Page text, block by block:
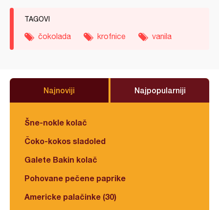
TAGOVI
čokolada krofnice vanila
Najnoviji Najpopularniji
Šne-nokle kolač
Čoko-kokos sladoled
Galete Bakin kolač
Pohovane pečene paprike
Americke palačinke (30)